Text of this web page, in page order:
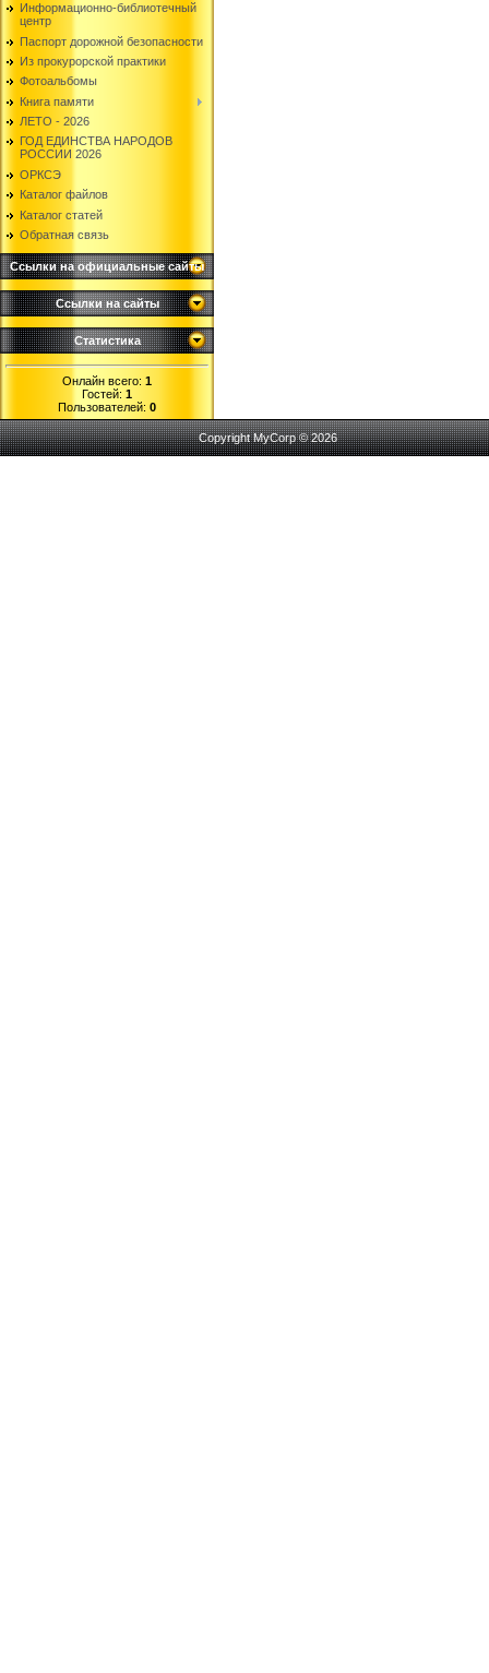
Информационно-библиотечный
центр
Паспорт дорожной безопасности
Из прокурорской практики
Фотоальбомы
Книга памяти
ЛЕТО - 2026
ГОД ЕДИНСТВА НАРОДОВ
РОССИИ 2026
ОРКСЭ
Каталог файлов
Каталог статей
Обратная связь
Ссылки на официальные сайты
Ссылки на сайты
Статистика
Онлайн всего: 1
Гостей: 1
Пользователей: 0
Copyright MyCorp © 2026